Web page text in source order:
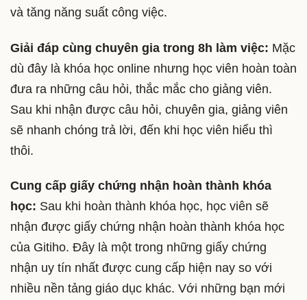
và tăng năng suất công việc.
Giải đáp cùng chuyên gia trong 8h làm việc: Mặc
dù đây là khóa học online nhưng học viên hoàn toàn
đưa ra những câu hỏi, thắc mắc cho giảng viên.
Sau khi nhận được câu hỏi, chuyên gia, giảng viên
sẽ nhanh chóng trả lời, đến khi học viên hiểu thì
thôi.
Cung cấp giấy chứng nhận hoàn thành khóa
học: Sau khi hoàn thành khóa học, học viên sẽ
nhận được giấy chứng nhận hoàn thành khóa học
của Gitiho. Đây là một trong những giấy chứng
nhận uy tín nhất được cung cấp hiện nay so với
nhiều nền tảng giáo dục khác. Với những bạn mới